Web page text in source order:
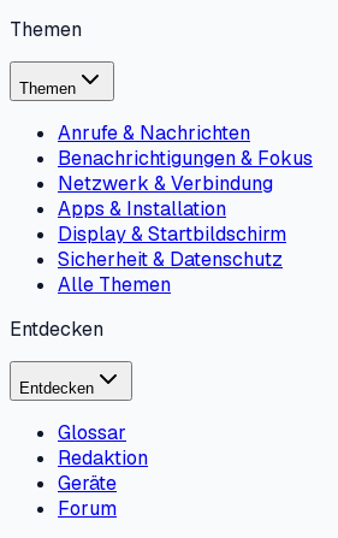
Themen
Themen
Anrufe & Nachrichten
Benachrichtigungen & Fokus
Netzwerk & Verbindung
Apps & Installation
Display & Startbildschirm
Sicherheit & Datenschutz
Alle Themen
Entdecken
Entdecken
Glossar
Redaktion
Geräte
Forum